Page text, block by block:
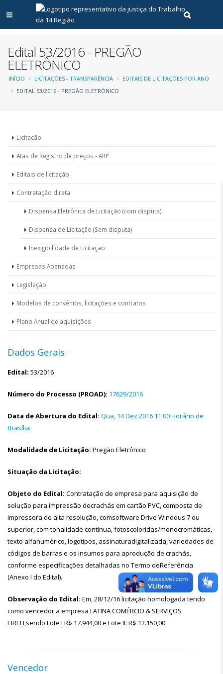
Abrir menu principal
Realizar
Edital 53/2016 - PREGÃO
ELETRÔNICO
Trilha
INÍCIO LICITAÇÕES - TRANSPARÊNCIA
EDITAIS DE LICITAÇÕES POR ANO
EDITAL 53/2016 - PREGÃO ELETRÔNICO
Menu
Licitações
Licitação
Atas de Registro de preços - ARP
Editais de licitação
Contratação direta
Dispensa Eletrônica de Licitação (com disputa)
Dispensa de Licitação (Sem disputa)
Inexigibilidade de Licitação
Empresas Apenadas
Legislação
Modelos de convênios, licitações e contratos
Plano Anual de aquisições
Dados Gerais
Edital: 53/2016
Número do Processo (PROAD): 17629/2016
Data de Abertura do Edital: Qua, 14 Dez 2016 11:00 Horário de
Brasília
Modalidade de Licitação: Pregão Eletrônico
Situação da Licitação:
Objeto do Edital: Contratação de empresa para aquisição de
solução para impressão decrachás em cartão PVC, composta de
impressora de alta resolução, comsoftware Drive Windous 7 ou
superior, com tonalidade contínua, fotoscoloridas/monocromáticas,
texto alfanumérico, logotipos, assinaturadigitalizada, variedades de
códigos de barras e os insumos para aprodução de crachás,
conforme especificações detalhadas no Termo deReferência
(Anexo I do Edital).
Observação do Edital: Em, 28/12/16 licitação homologada tendo
como vencedor a empresa LATINA COMÉRCIO & SERVIÇOS
EIRELI,sendo Lote I R$ 17.944,00 e Lote II: R$ 12.150,00.
Vencedor